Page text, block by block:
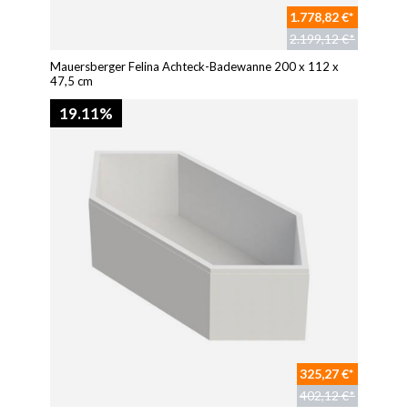
1.778,82 €*
2.199,12 €*
Mauersberger Felina Achteck-Badewanne 200 x 112 x
47,5 cm
19.11%
325,27 €*
402,12 €*